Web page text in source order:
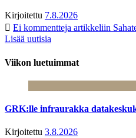
Kirjoitettu 7.8.2026
Ei kommentteja artikkeliin
Lisää uutisia
Viikon luetuimmat
GRK:lle infraurakka
Kirjoitettu 3.8.2026